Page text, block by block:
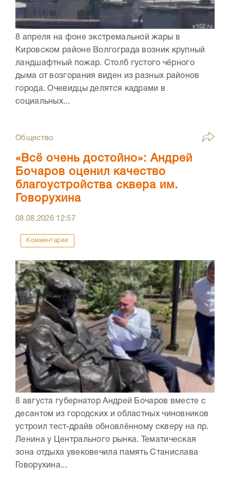
8 апреля на фоне экстремальной жары в
Кировском районе Волгограда возник крупный
ландшафтный пожар. Столб густого чёрного
дыма от возгорания виден из разных районов
города. Очевидцы делятся кадрами в
социальных...
Общество
«Всё очень достойно»: Андрей
Бочаров оценил качество
благоустройства сквера им.
Говорухина
08.08.2026 12:57
Комментарии
8 августа губернатор Андрей Бочаров вместе с
десантом из городских и областных чиновников
устроил тест-драйв обновлённому скверу на пр.
Ленина у Центрального рынка. Тематическая
зона отдыха увековечила память Станислава
Говорухина...